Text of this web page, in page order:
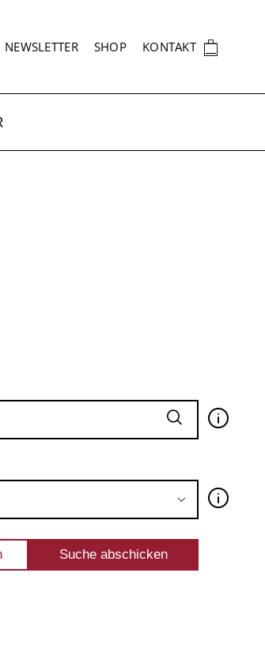
NEWSLETTER SHOP KONTAKT 🛍
🛈
🛈